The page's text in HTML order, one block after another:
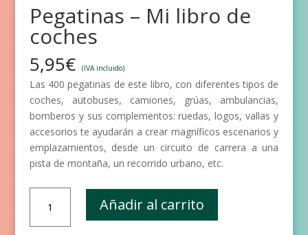
Pegatinas – Mi libro de
coches
5,95€ (IVA incluido)
Las 400 pegatinas de este libro, con diferentes tipos de
coches, autobuses, camiones, grúas, ambulancias,
bomberos y sus complementos: ruedas, logos, vallas y
accesorios te ayudarán a crear magníficos escenarios y
emplazamientos, desde un circuito de carrera a una
pista de montaña, un recorrido urbano, etc.
Mi
Añadir al carrito